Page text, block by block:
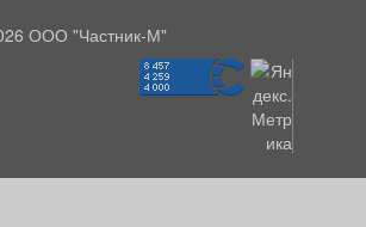
ООО "Частник-М"